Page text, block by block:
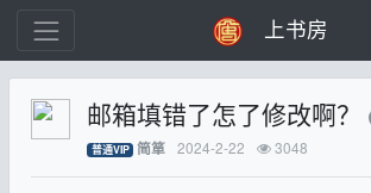
上书房
邮箱填错了怎了修改啊？
普通VIP 简箪 2024-2-22 3048